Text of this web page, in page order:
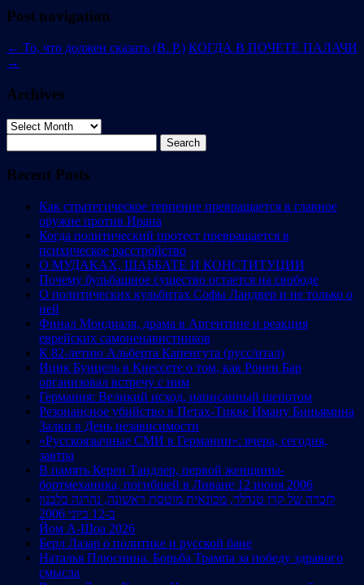
Post navigation
← То, что должен cказать (В. Р.) КОГДА В ПОЧЕТЕ ПАЛАЧИ
→
Archives
Archives
for:
Recent Posts
Как стратегическое терпение превращается в главное
оружие против Ирана
Когда политический протест превращается в
психическое расстройство
О МУДАКАХ, ШАББАТЕ И КОНСТИТУЦИИ
Почему бульбашное существо остается на свободе
О политических кульбитах Софы Ландвер и не только о
ней
Финал Мондиаля, драма в Аргентине и реакция
еврейских самоненавистников
К 82-летию Альберта Капенгута (русс/итал)
Ицик Бунцель в Кнессете о том, как Ронен Бар
организовал встречу с ним
Германия: Великий исход, написанный шепотом
Резонансное убийство в Петах-Тикве Иману Биньямина
Залки в День независимости
«Русскоязычные СМИ в Германии»: вчера, сегодня,
завтра
В память Керен Тандлер, первой женщины-
бортмеханика, погибшей в Ливане 12 июня 2006
לזכרה של קרן טנדלר, מכונאית מוטסת ראשונה, נהרגה בלבנון
ב-12 ביוני 2006
Йом А-Шоа 2026
Берл Лазар о политике и русской бане
Наталья Плюснина. Борьба Трампа за победу здравого
смысла